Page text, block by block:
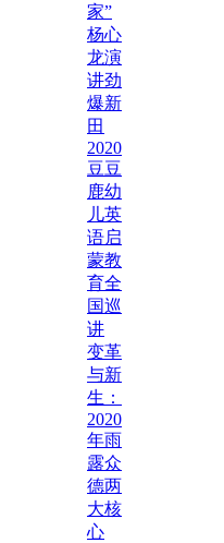
家”
杨心
龙演
讲劲
爆新
田
2020
豆豆
鹿幼
儿英
语启
蒙教
育全
国巡
讲
变革
与新
生：
2020
年雨
露众
德两
大核
心